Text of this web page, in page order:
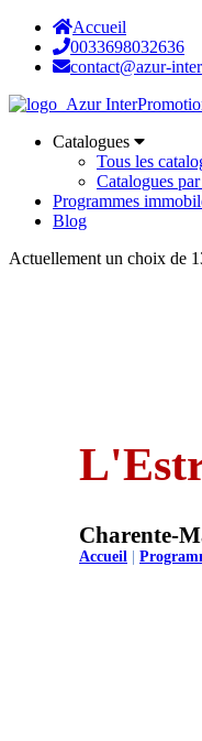
Accueil
0033698032636
contact@azur-
Catalogues
Tous les
Catalogues
Programmes
Blog
Actuellement un choix de
Charente-
Accueil |